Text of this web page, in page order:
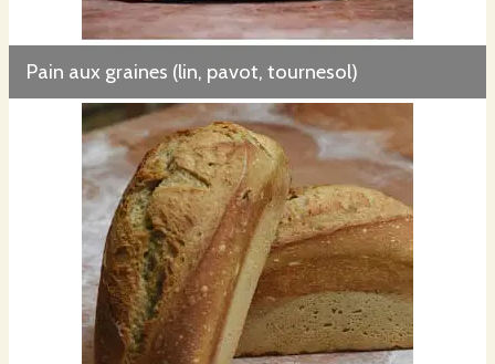
Pain aux graines (lin, pavot, tournesol)